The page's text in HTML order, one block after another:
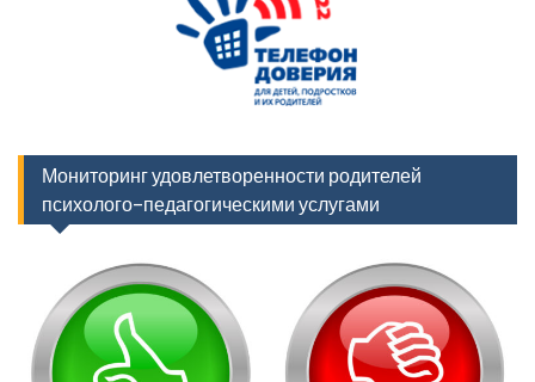
Мониторинг удовлетворенности родителей
психолого-педагогическими услугами